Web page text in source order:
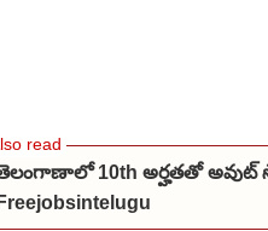
10th అర్హతతో అవుట్
Freejobsintelugu